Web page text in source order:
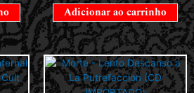
Adicionar ao carrinho